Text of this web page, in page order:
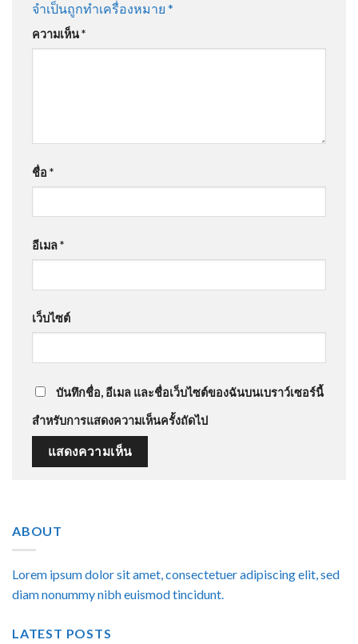
จำเป็นถูกทำเครื่องหมาย *
ความเห็น*
ชื่อ *
อีเมล*
เว็บไซต์
บันทึกชื่อ, อีเมล และชื่อเว็บไซต์ของฉันบนเบราว์เซอร์นี้
สำหรับการแสดงความเห็นครั้งถัดไป
ABOUT
Lorem ipsum dolor sit amet, consectetuer adipiscing elit, sed
diam nonummy nibh euismod tincidunt.
LATEST POSTS